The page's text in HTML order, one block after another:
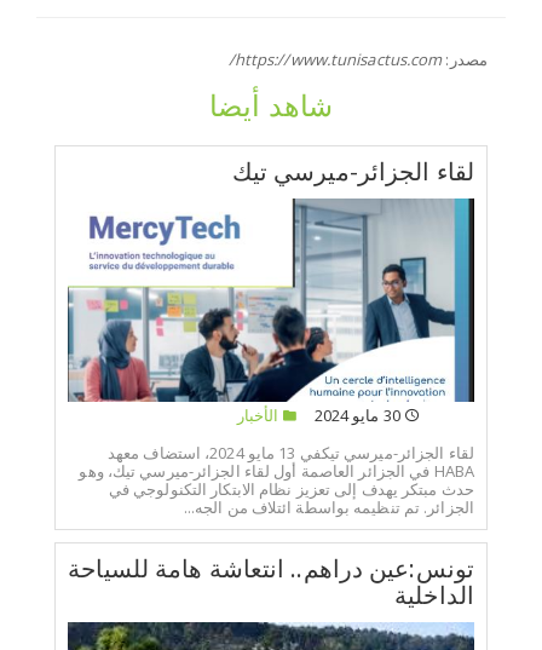
مصدر:https://www.tunisactus.com/
شاهد أيضا
لقاء الجزائر-ميرسي تيك
30 مايو 2024
الأخبار
لقاء الجزائر-ميرسي تيكفي 13 مايو 2024، استضاف معهد
HABA في الجزائر العاصمة أول لقاء الجزائر-ميرسي تيك، وهو
حدث مبتكر يهدف إلى تعزيز نظام الابتكار التكنولوجي في
الجزائر. تم تنظيمه بواسطة ائتلاف من الجه...
تونس:عين دراهم.. انتعاشة هامة للسياحة
الداخلية